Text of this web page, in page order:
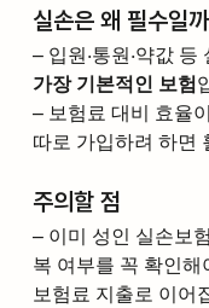
실손은 왜 필수일
– 입원·통원·약값
가장 기본적인 보험
– 보험료 대비 효율
따로 가입하려 하면
주의할 점
– 이미 성인 실손보
복 여부를 꼭 확인
보험료 지출로 이어